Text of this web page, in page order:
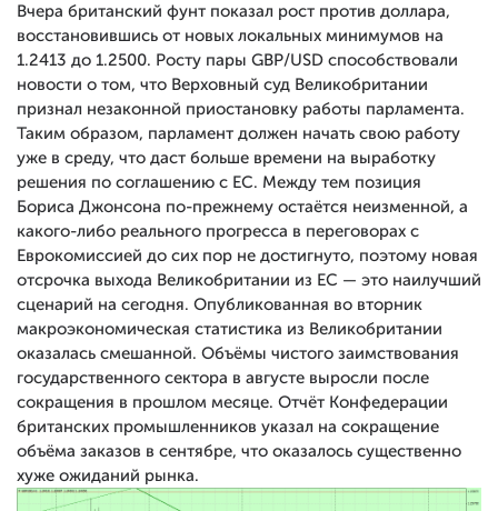
Вчера британский фунт показал рост против доллара,
восстановившись от новых локальных минимумов на
1.2413 до 1.2500. Росту пары GBP/USD способствовали
новости о том, что Верховный суд Великобритании
признал незаконной приостановку работы парламента.
Таким образом, парламент должен начать свою работу
уже в среду, что даст больше времени на выработку
решения по соглашению с ЕС. Между тем позиция
Бориса Джонсона по-прежнему остаётся неизменной, а
какого-либо реального прогресса в переговорах с
Еврокомиссией до сих пор не достигнуто, поэтому новая
отсрочка выхода Великобритании из ЕС — это наилучший
сценарий на сегодня. Опубликованная во вторник
макроэкономическая статистика из Великобритании
оказалась смешанной. Объёмы чистого заимствования
государственного сектора в августе выросли после
сокращения в прошлом месяце. Отчёт Конфедерации
британских промышленников указал на сокращение
объёма заказов в сентябре, что оказалось существенно
хуже ожиданий рынка.